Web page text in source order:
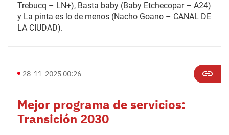
Trebucq – LN+), Basta baby (Baby Etchecopar – A24)
y La pinta es lo de menos (Nacho Goano – CANAL DE
LA CIUDAD).
28-11-2025 00:26
Mejor programa de servicios:
Transición 2030